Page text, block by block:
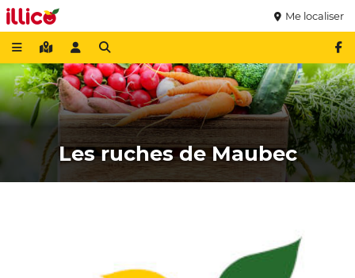
Me localiser
Les ruches de Maubec